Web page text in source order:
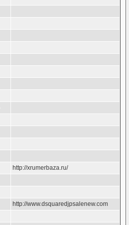
http://xrumerbaza.ru/
http://www.dsquaredjpsalenew.com